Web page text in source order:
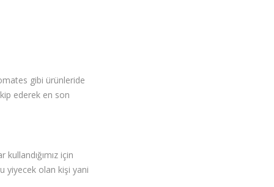
gibi ürünleride
ederek en son
için
yiyecek olan kişi yani